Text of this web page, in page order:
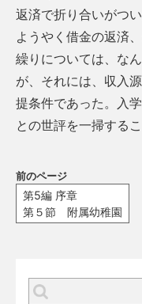
返済で折り合いがつい
ようやく借金の返済
繰りについては、な
が、それには、収入
提条件であった。入
との世評を一掃する
前のページ
第5編 序章
第５節 附属幼稚園